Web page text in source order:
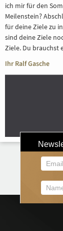
ich mir für den
Meilenstein?
für deine Ziele zu
sind deine Ziele
Ziele. Du brauchst
Ihr Ralf Gasche